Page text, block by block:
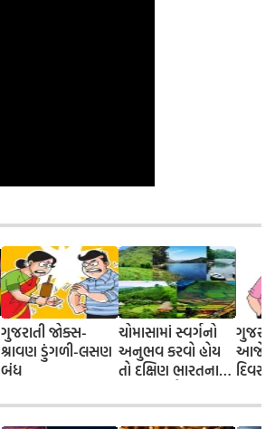
ગુજરાતી જોક્સ-
શ્રાવણ ડુંગળી-લસણ
બંધ
ચોમાસામાં સ્વર્ગનો
અનુભવ કરવો હોય
તો દક્ષિણ ભારતના
મુલાકાત લો
આજે
દિવસ